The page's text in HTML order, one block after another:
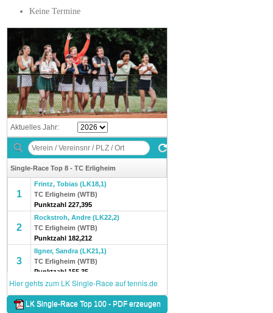
Keine Termine